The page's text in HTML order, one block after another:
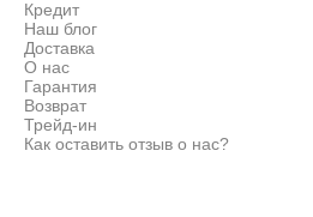
Кредит
Наш блог
Доставка
О нас
Гарантия
Возврат
Трейд-ин
Как оставить отзыв о нас?